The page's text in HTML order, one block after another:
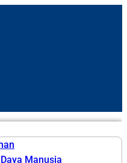
Manusia